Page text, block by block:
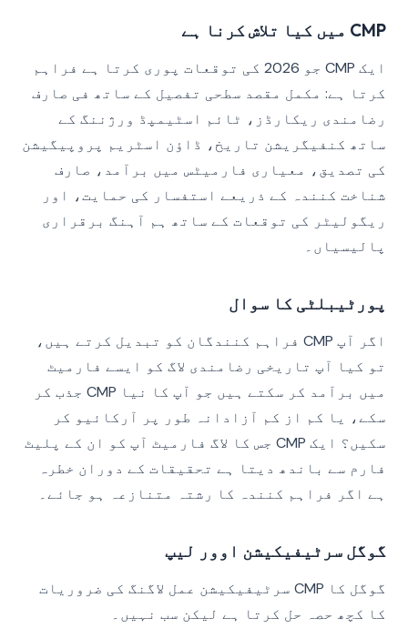
CMP میں کیا تلاش کرنا ہے
ایک CMP جو 2026 کی توقعات پوری کرتا ہے فراہم
کرتا ہے: مکمل مقصد سطحی تفصیل کے ساتھ فی صارف
رضامندی ریکارڈز، ٹائم اسٹیمپڈ ورژننگ کے
ساتھ کنفیگریشن تاریخ، ڈاؤن اسٹریم پروپیگیشن
کی تصدیق، معیاری فارمیٹس میں برآمد، صارف
شناخت کنندہ کے ذریعے استفسار کی حمایت، اور
ریگولیٹر کی توقعات کے ساتھ ہم آہنگ برقراری
پالیسیاں۔
پورٹیبلٹی کا سوال
اگر آپ CMP فراہم کنندگان کو تبدیل کرتے ہیں،
تو کیا آپ تاریخی رضامندی لاگ کو ایسے فارمیٹ
میں برآمد کر سکتے ہیں جو آپ کا نیا CMP جذب کر
سکے، یا کم از کم آزادانہ طور پر آرکائیو کر
سکیں؟ ایک CMP جس کا لاگ فارمیٹ آپ کو ان کے پلیٹ
فارم سے باندھ دیتا ہے تحقیقات کے دوران خطرہ
ہے اگر فراہم کنندہ کا رشتہ متنازعہ ہو جائے۔
گوگل سرٹیفیکیشن اوور لیپ
گوگل کا CMP سرٹیفیکیشن عمل لاگنگ کی ضروریات
کا کچھ حصہ حل کرتا ہے لیکن سب نہیں۔